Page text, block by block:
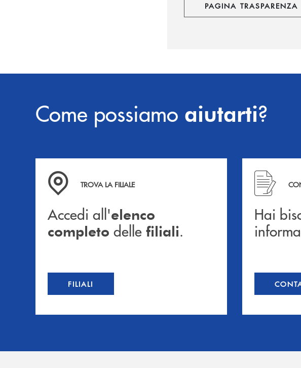
PAGINA TRASPARENZA
Come possiamo aiutarti?
Accedi all' elenco completo delle filiali .
TROVA LA FILIALE
Accedi all'elenco
completo delle filiali.
FILIALI
Hai
Hai